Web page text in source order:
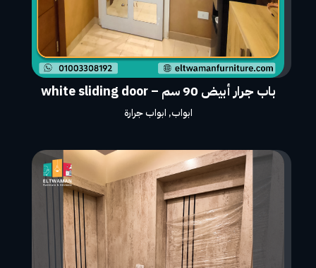
باب جرار أبيض 90 سم – white sliding door
ابواب, ابواب جرارة